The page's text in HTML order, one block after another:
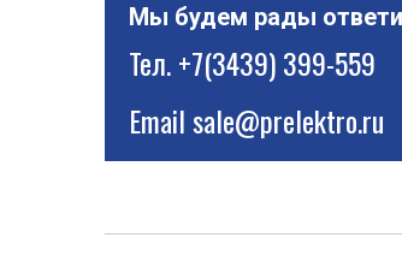
Мы будем рады
Тел.+7(3439) 399-559
Emailsale@prelektro.ru